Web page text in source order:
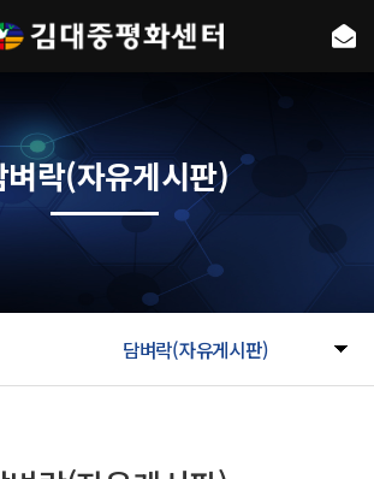
담벼락(자유게시판)
벼락(자유게시판)